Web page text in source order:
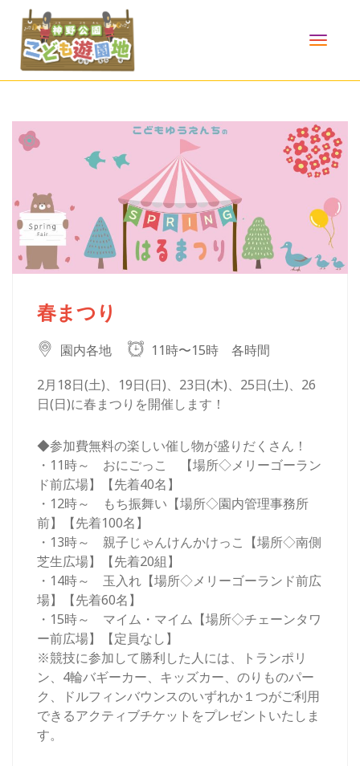
春まつり
園内各地
11時〜15時 各時間
2月18日(土)、19日(日)、23日(木)、25日(土)、26
日(日)に春まつりを開催します！
◆参加費無料の楽しい催し物が盛りだくさん！
・11時～ おにごっこ 【場所◇メリーゴーラン
ド前広場】【先着40名】
・12時～ もち振舞い【場所◇園内管理事務所
前】【先着100名】
・13時～ 親子じゃんけんかけっこ【場所◇南側
芝生広場】【先着20組】
・14時～ 玉入れ【場所◇メリーゴーランド前広
場】【先着60名】
・15時～ マイム・マイム【場所◇チェーンタワ
ー前広場】【定員なし】
※競技に参加して勝利した人には、トランポリ
ン、4輪バギーカー、キッズカー、のりものパー
ク、ドルフィンバウンスのいずれか１つがご利用
できるアクティブチケットをプレゼントいたしま
す。